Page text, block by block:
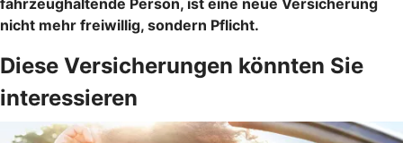
nicht mehr freiwillig, sondern Pflicht.
Diese Versicherungen könnten Sie
interessieren